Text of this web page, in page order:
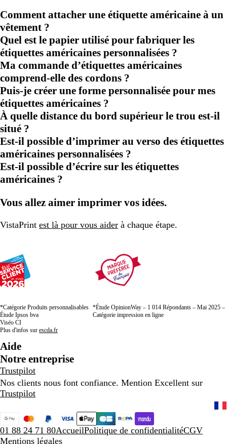
Comment attacher une étiquette américaine à un
vêtement ?
Quel est le papier utilisé pour fabriquer les
étiquettes américaines personnalisées ?
Ma commande d’étiquettes américaines
comprend-elle des cordons ?
Puis-je créer une forme personnalisée pour mes
étiquettes américaines ?
À quelle distance du bord supérieur le trou est-il
situé ?
Est-il possible d’imprimer au verso des étiquettes
américaines personnalisées ?
Est-il possible d’écrire sur les étiquettes
américaines ?
Vous allez aimer imprimer vos idées.
VistaPrint est là pour vous aider à chaque étape.
*Catégorie Produits personnalisables
Étude Ipsos bva
Viséo CI
Plus d'infos sur escda.fr
*Étude OpinionWay – 1 014 Répondants – Mai 2025 –
Catégorie impression en ligne
Aide
Notre entreprise
Trustpilot
Nos clients nous font confiance. Mention Excellent sur
Trustpilot
01 88 24 71 80AccueilPolitique de confidentialitéCGV
Mentions légales